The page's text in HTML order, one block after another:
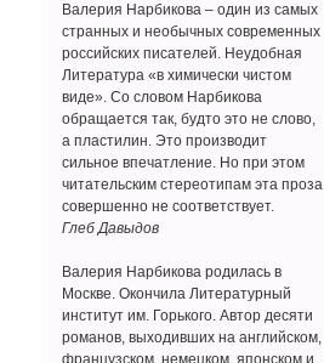
Валерия Нарбикова – один из самых
странных и необычных современных
российских писателей. Неудобная
Литература «в химически чистом
виде». Со словом Нарбикова
обращается так, будто это не слово,
а пластилин. Это производит
сильное впечатление. Но при этом
читательским стереотипам эта проза
совершенно не соответствует.
Глеб Давыдов
Валерия Нарбикова родилась в
Москве. Окончила Литературный
институт им. Горького. Автор десяти
романов, выходивших на английском,
французском, немецком, японском и